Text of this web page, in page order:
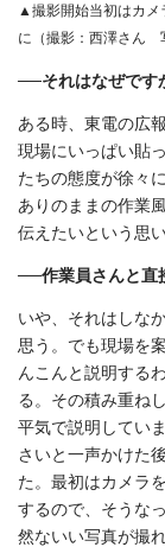
▲撮影開始当初はカメ
に（撮影：西澤さん
──それはなぜです
ある時、東電の広
現場にいっぱい貼
たちの態度が徐々
ありのままの作業
伝えたいという思
──作業員さんと直
いや、それはしな
思う。でも現場を
んこんと説明する
る。その積み重ね
平気で説明してい
さいと一声かけた
た。最初はカメラ
するので、そうな
然ないい写真が撮